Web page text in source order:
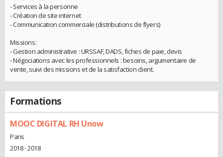
- Services à la personne
- Création de site internet
- Communication commerciale (distributions de flyers)
Missions:
- Gestion administrative : URSSAF, DADS, fiches de paie, devis
- Négociations avec les professionnels : besoins, argumentaire de
vente, suivi des missions et de la satisfaction client.
Formations
MOOC DIGITAL RH Unow
Paris
2018 - 2018